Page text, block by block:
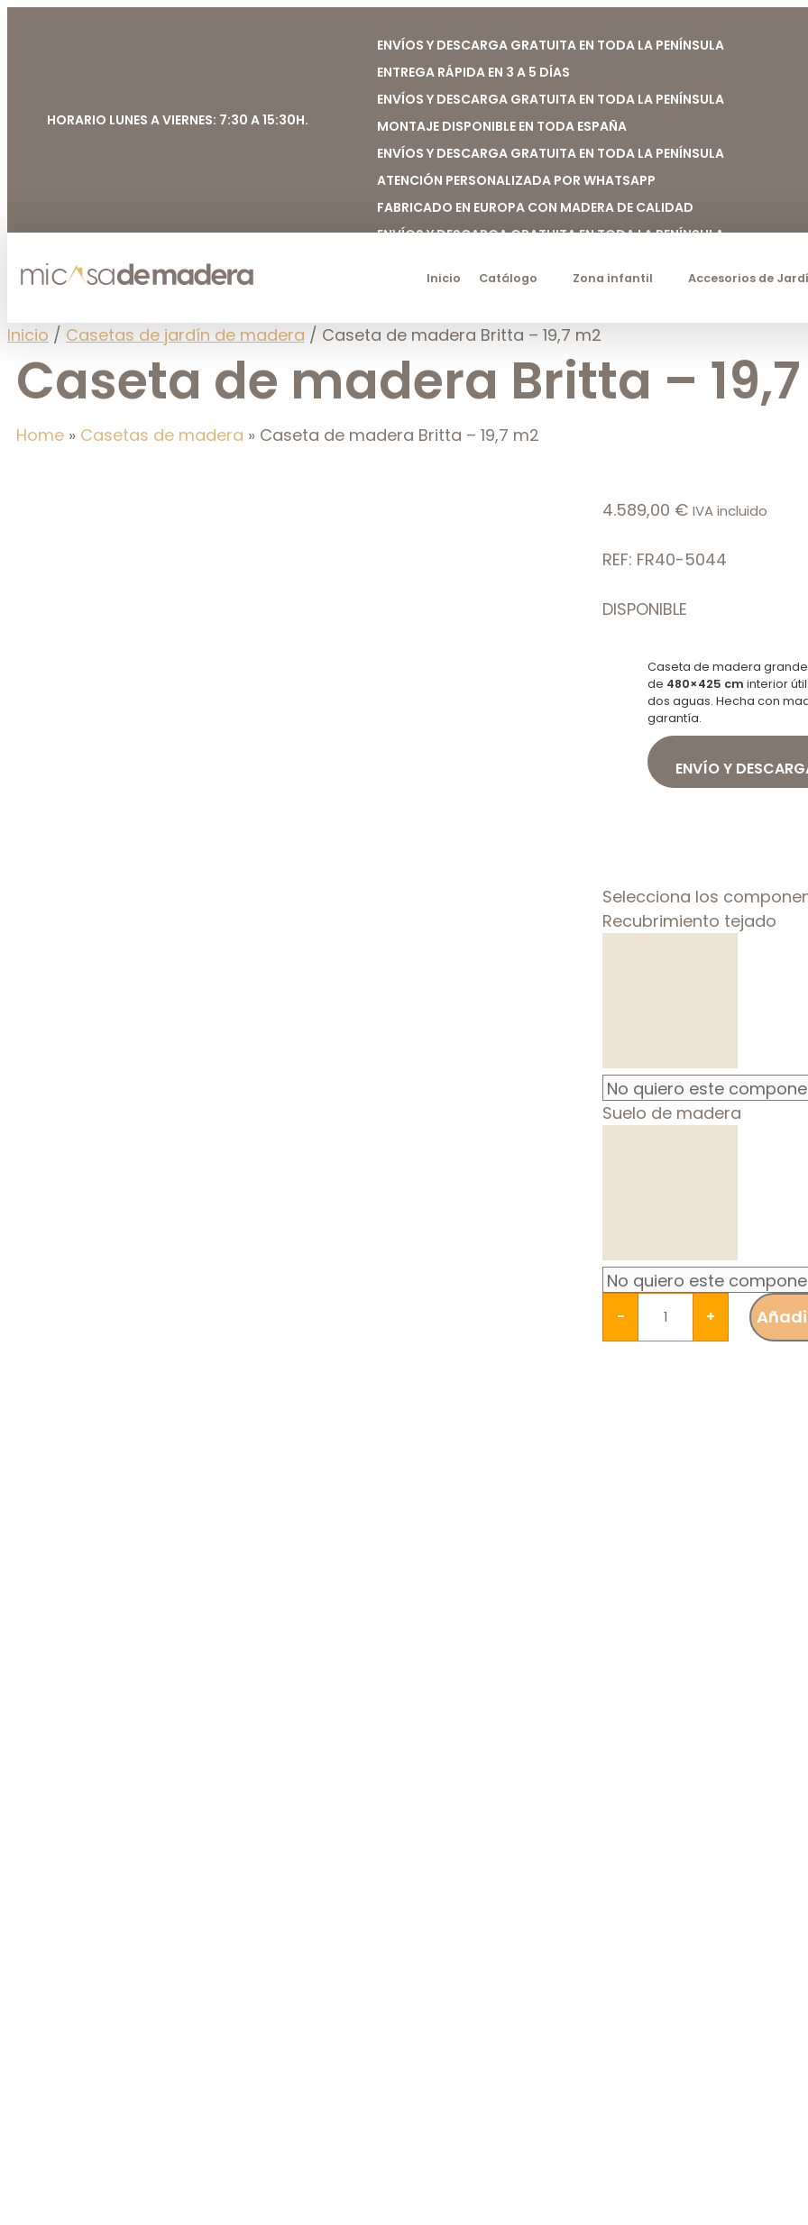
HORARIO LUNES A VIERNES: 7:30 A 15:30H.
ENVÍOS Y DESCARGA GRATUITA EN TODA LA PENÍNSULA
ENTREGA RÁPIDA EN 3 A 5 DÍAS
ENVÍOS Y DESCARGA GRATUITA EN TODA LA PENÍNSULA
MONTAJE DISPONIBLE EN TODA ESPAÑA
ENVÍOS Y DESCARGA GRATUITA EN TODA LA PENÍNSULA
ATENCIÓN PERSONALIZADA POR WHATSAPP
FABRICADO EN EUROPA CON MADERA DE CALIDAD
ENVÍOS Y DESCARGA GRATUITA EN TODA LA PENÍNSULA
Inicio Catálogo Zona infantil Accesorios de
Inicio / Casetas de jardín de madera / Caseta de madera Britta – 19,7 m2
Caseta de madera Britta –
Home » Casetas de madera » Caseta de madera Britta – 19,7 m2
4.589,00 € IVA incluido
REF: FR40-5044
DISPONIBLE
Caseta de madera grande
de 480×425 cm interior
dos aguas. Hecha con
garantía.
ENVÍO Y
Selecciona los
Recubrimiento tejado
Suelo de madera
- +